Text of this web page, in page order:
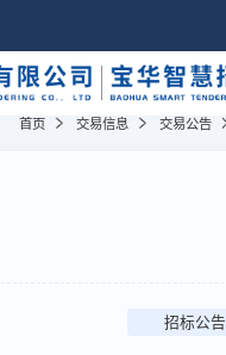
首页 交易信息 交易公告
招标公告